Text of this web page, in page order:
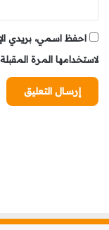
احفظ اسمي، بريدي
لاستخدامها المرة